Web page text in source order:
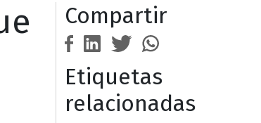
Compartir
Etiquetas
relacionadas